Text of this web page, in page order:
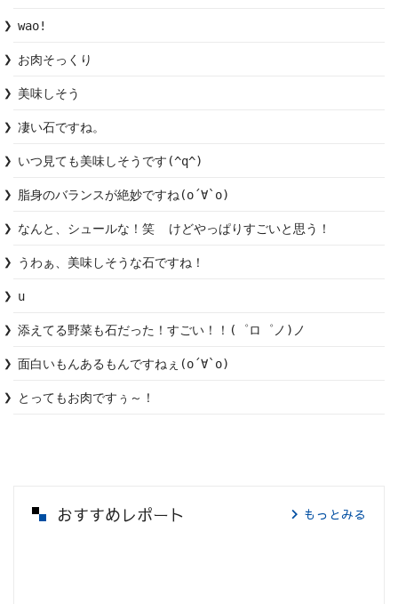
wao!
お肉そっくり
凄い石ですね。
いつ見ても美味しそうです(^q^)
脂身のバランスが絶妙ですね(о´∀`о)
なんと、シュールな！笑  けどやっぱりすごいと思う！
うわぁ、美味しそうな石ですね！
u
添えてる野菜も石だった！すごい！！(゜ロ゜ノ)ノ
面白いもんあるもんですねぇ(о´∀`о)
とってもお肉ですぅ～！
おすすめレポート もっとみる